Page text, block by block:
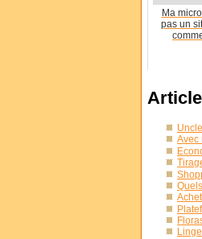
Ma
pas un
Avec